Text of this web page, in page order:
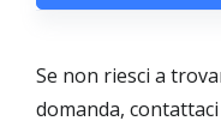
Se non riesci a
domanda, contattaci